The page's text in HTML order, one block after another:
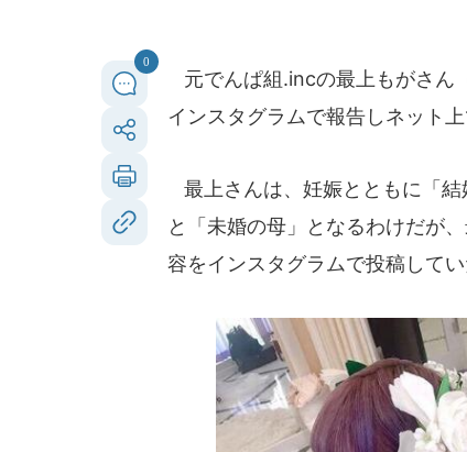
0
元でんぱ組.incの最上もがさん
インスタグラムで報告しネット
最上さんは、妊娠とともに「
と「未婚の母」となるわけだが
容をインスタグラムで投稿してい